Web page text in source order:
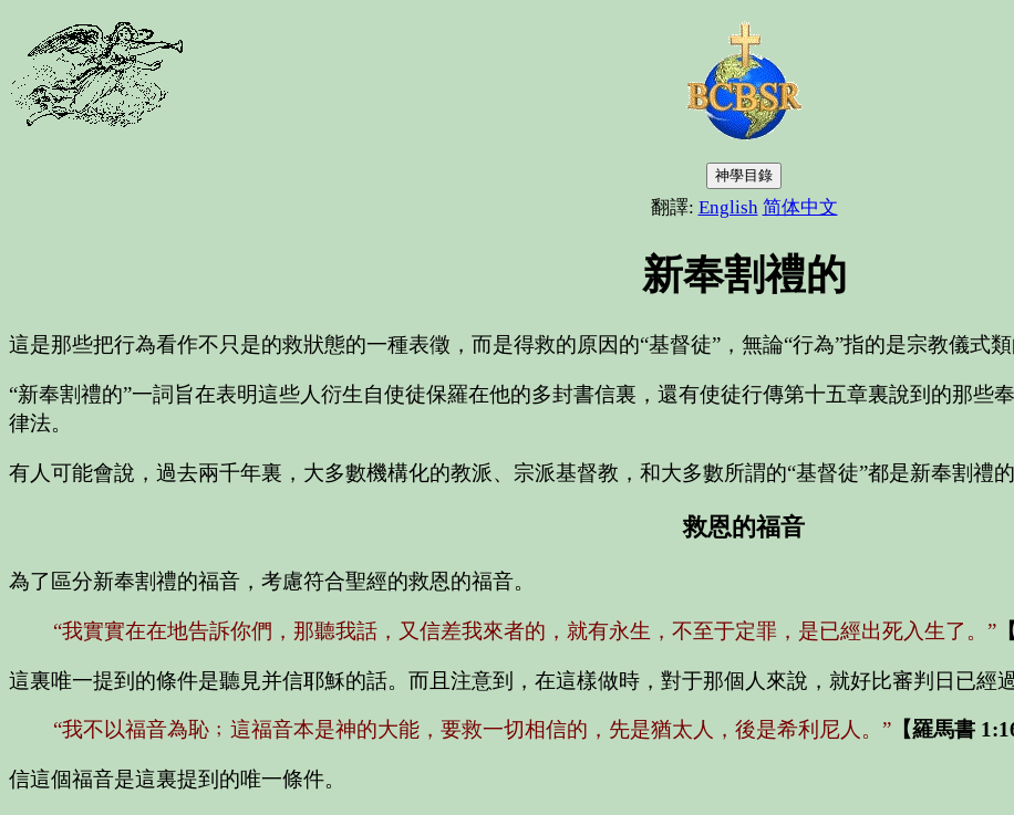
神學目錄
翻譯: English 简体中文
新奉割禮的
這是那些把行為看作不只是的救狀態的一種表徵，而是得救的原因的“基督徒”，無論“行為”指的是宗教儀式
“新奉割禮的”一詞旨在表明這些人衍生自使徒保羅在他的多封書信裏，還有使徒行傳第十五章裏說到的那些
律法。
有人可能會說，過去兩千年裏，大多數機構化的教派、宗派基督教，和大多數所謂的“基督徒”都是新奉割禮
救恩的福音
為了區分新奉割禮的福音，考慮符合聖經的救恩的福音。
“我實實在在地告訴你們，那聽我話，又信差我來者的，就有永生，不至于定罪，是已經出死入生了。”
這裏唯一提到的條件是聽見并信耶穌的話。而且注意到，在這樣做時，對于那個人來說，就好比審判日已經
“我不以福音為恥﹔這福音本是神的大能，要救一切相信的，先是猶太人，後是希利尼人。” 【羅馬書
信這個福音是這裏提到的唯一條件。